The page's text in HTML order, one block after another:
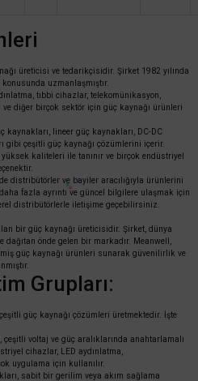
üreticisi ve tedarikçisidir. Şirket 1982 yılında
uzmanlaşmıştır.
tıbbi cihazlar, telekomünikasyon,
diğer birçok sektör için güç kaynağı ürünleri
lineer güç kaynakları, DC-DC
gibi çeşitli güç kaynağı çözümlerini içerir.
kaliteleri ile tanınır ve birçok endüstriyel
distribütörler ve bayiler aracılığıyla ürünlerini
fazla ayrıntı ve güncel bilgilere ulaşmak için
distribütörlerle iletişime geçebilirsiniz.
bir güç kaynağı üreticisidir. Şirket, dünya
önde gelen bir markadır. Meanwell,
güç kaynağı ürünleri sunarak güvenilirlik ve
Grupları:
güç kaynağı çözümleri üretmektedir. İşte
çeşitli voltaj ve güç aralıklarında anahtarlamalı
cihazlar, LED aydınlatma,
uygulama için kullanılır.
sabit bir gerilim veya akım sağlama